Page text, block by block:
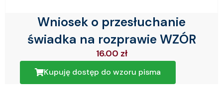
Wniosek o przesłuchanie
świadka na rozprawie WZÓR
16.00 zł
Kupuję dostęp do wzoru pisma